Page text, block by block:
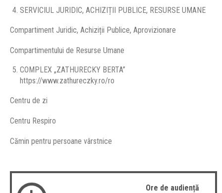
SERVICIUL JURIDIC, ACHIZIȚII PUBLICE, RESURSE UMANE
Compartiment Juridic, Achiziții Publice, Aprovizionare
Compartimentului de Resurse Umane
COMPLEX „ZATHURECKY BERTA”
https://www.zathureczky.ro/ro
Centru de zi
Centru Respiro
Cămin pentru persoane vârstnice
Ore de audiență